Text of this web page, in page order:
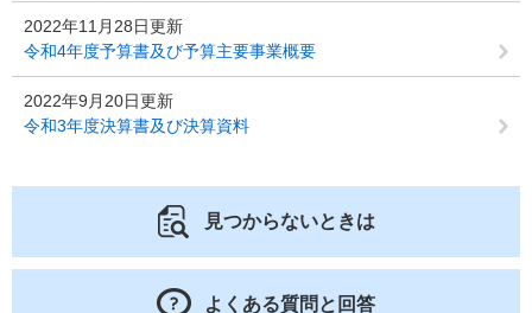
2022年11月28日更新
令和4年度予算書及び予算主要事業概要
2022年9月20日更新
令和3年度決算書及び決算資料
見つからないときは
よくある質問と回答